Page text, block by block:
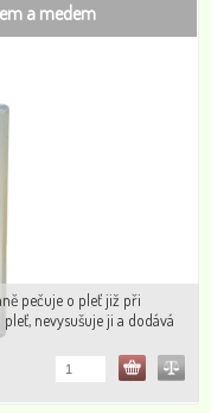
a medem
pečuje o pleť již při
nevysušuje ji a dodává